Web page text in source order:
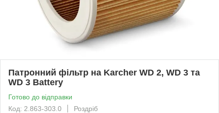
Патронний фільтр на Karcher WD 2, WD 3 та
WD 3 Battery
Готово до відправки
Код: 2.863-303.0
Роздріб